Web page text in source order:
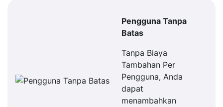
Pengguna Tanpa
Batas
Tanpa Biaya
Tambahan Per
Pengguna, Anda
dapat
menambahkan